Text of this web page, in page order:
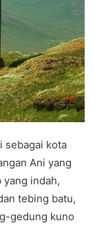
sebagai kota
Ani yang
indah,
tebing batu,
gedung kuno